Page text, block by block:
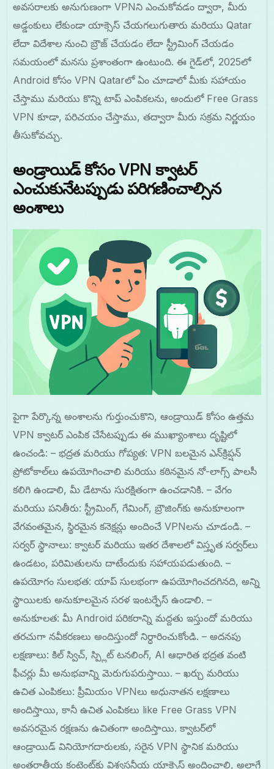
అవసరాలకు అనుగుణంగా VPNని ఎంచుకోవడం ద్వారా, మీరు
అడ్డంకులు లేకుండా యాక్సెస్ చేయగలుగుతారు మరియు Qatar
లేదా విదేశాల నుంచి బ్రౌజ్ చేయడం లేదా స్ట్రీమింగ్ చేయడం
సమయంలో మనసు ప్రశాంతంగా ఉంటుంది. ఈ గైడ్‌లో, 2025లో
Android కోసం VPN Qatarలో ఏం చూడాలో మీకు సహాయం
చేస్తాము మరియు కొన్ని టాప్ ఎంపికలను, అందులో Free Grass
VPN కూడా, పరిచయం చేస్తాము, తద్వారా మీరు సక్రమ నిర్ణయం
తీసుకోవచ్చు.
అండ్రాయిడ్ కోసం VPN క్వాటర్
ఎంచుకునేటప్పుడు పరిగణించాల్సిన
అంశాలు
పైగా పేర్కొన్న అంశాలను గుర్తుంచుకొని, ఆండ్రాయిడ్ కోసం ఉత్తమ
VPN క్వాటర్ ఎంపిక చేసేటప్పుడు ఈ ముఖ్యాంశాలు దృష్టిలో
ఉంచండి: – భద్రత మరియు గోప్యత: VPN బలమైన ఎన్‌క్రిప్షన్
ప్రోటోకాల్‌లు ఉపయోగించాలి మరియు కఠినమైన నో-లాగ్స్ పాలసీ
కలిగి ఉండాలి, మీ డేటాను సురక్షితంగా ఉంచడానికి. – వేగం
మరియు పనితీరు: స్ట్రీమింగ్, గేమింగ్, బ్రౌజింగ్‌కు అనుకూలంగా
వేగవంతమైన, స్థిరమైన కనెక్షన్లు అందించే VPNలను చూడండి. –
సర్వర్ స్థానాలు: క్వాటర్ మరియు ఇతర దేశాలలో విస్తృత సర్వర్‌లు
ఉండటం, పరిమితులను దాటేందుకు సహాయపడుతుంది. –
ఉపయోగం సులభత: యాప్ సులభంగా ఉపయోగించదగినది, అన్ని
స్థాయిలకు అనుకూలమైన సరళ ఇంటర్ఫేస్ ఉండాలి. –
అనుకూలత: మీ Android పరికరాన్ని మద్దతు ఇస్తుందో మరియు
తరచుగా నవీకరణలు అందిస్తుందో నిర్ధారించుకోండి. – అదనపు
లక్షణాలు: కిల్ స్విచ్, స్ప్లిట్ టనలింగ్, AI ఆధారిత భద్రత వంటి
ఫీచర్లు మీ అనుభవాన్ని మెరుగుపరుస్తాయి. – ఖర్చు మరియు
ఉచిత ఎంపికలు: ప్రీమియం VPNలు అధునాతన లక్షణాలు
అందిస్తాయి, కానీ ఉచిత ఎంపికలు like Free Grass VPN
అవసరమైన రక్షణను ఉచితంగా అందిస్తాయి. క్వాటర్‌లో
ఆండ్రాయిడ్ వినియోగదారులకు, సరైన VPN స్థానిక మరియు
అంతర్జాతీయ కంటెంట్‌కు విశ్వసనీయ యాక్సెస్ అందించాలి, అలాగే